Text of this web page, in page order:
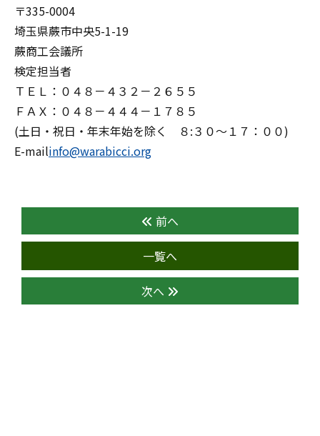
〒335-0004
埼玉県蕨市中央5-1-19
蕨商工会議所
検定担当者
ＴＥＬ：０４８－４３２－２６５５
ＦＡＸ：０４８－４４４－１７８５
(土日・祝日・年末年始を除く ８:３０～１７：００)
E-mailinfo@warabicci.org
前へ
一覧へ
次へ